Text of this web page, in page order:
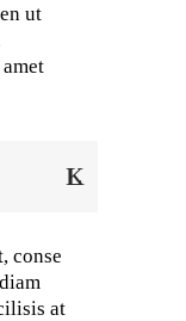
ut
conse
at